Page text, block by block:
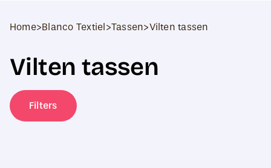
Transferpersen
Sublimatie
Blanco Textiel
Hobby Artikelen
Home>Blanco Textiel>Tassen>Vilten tassen
Vilten tassen
Filters